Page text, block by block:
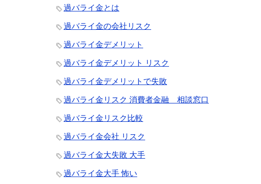
過バライ金とは
過バライ金の会社リスク
過バライ金デメリット
過バライ金デメリット リスク
過バライ金デメリットで失敗
過バライ金リスク 消費者金融 相談窓口
過バライ金リスク比較
過バライ金会社 リスク
過バライ金大失敗 大手
過バライ金大手 怖い